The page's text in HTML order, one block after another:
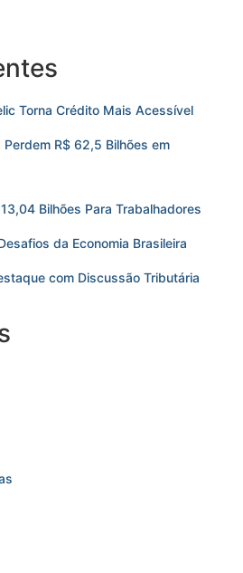
Torna Crédito Mais Acessível
Perdem R$ 62,5 Bilhões em
Bilhões Para Trabalhadores
da Economia Brasileira
com Discussão Tributária